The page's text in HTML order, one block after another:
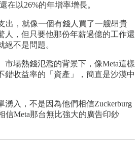
在以26%的年增率增長。
出，就像一個有錢人買了一艘昂貴
人，但只要他那份年薪過億的工作還
不是問題。
市場熱錢氾濫的背景下，像Meta這樣
錯收益率的「資產」，簡直是沙漠中
湧入，不是因為他們相信Zuckerburg
信Meta那台無比強大的廣告印鈔